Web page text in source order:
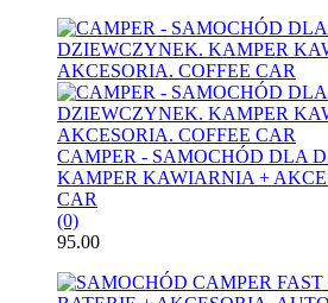
CAMPER - SAMOCHÓD DLA
KAMPER KAWIARNIA +
CAR
(0)
95.00